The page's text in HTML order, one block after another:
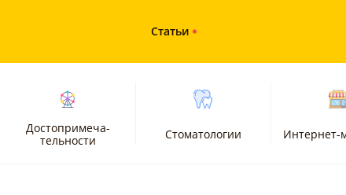
Статьи
Достопримеча-
тельности
Стоматологии Интернет-